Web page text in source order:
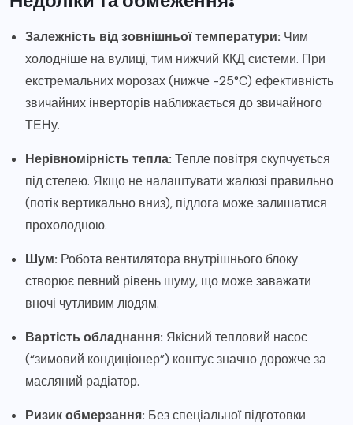
Залежність від зовнішньої температури: Чим
холодніше на вулиці, тим нижчий ККД системи. При
екстремальних морозах (нижче -25°C) ефективність
звичайних інверторів наближається до звичайного
ТЕНу.
Нерівномірність тепла: Тепле повітря скупчується
під стелею. Якщо не налаштувати жалюзі правильно
(потік вертикально вниз), підлога може залишатися
прохолодною.
Шум: Робота вентилятора внутрішнього блоку
створює певний рівень шуму, що може заважати
вночі чутливим людям.
Вартість обладнання: Якісний тепловий насос
(“зимовий кондиціонер”) коштує значно дорожче за
масляний радіатор.
Ризик обмерзання: Без спеціальної підготовки